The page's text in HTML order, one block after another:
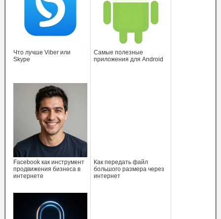
Что лучше Viber или
Skype
Самые полезные
приложения для Android
Facebook как инструмент
продвижения бизнеса в
интернете
Как передать файл
большого размера через
интернет